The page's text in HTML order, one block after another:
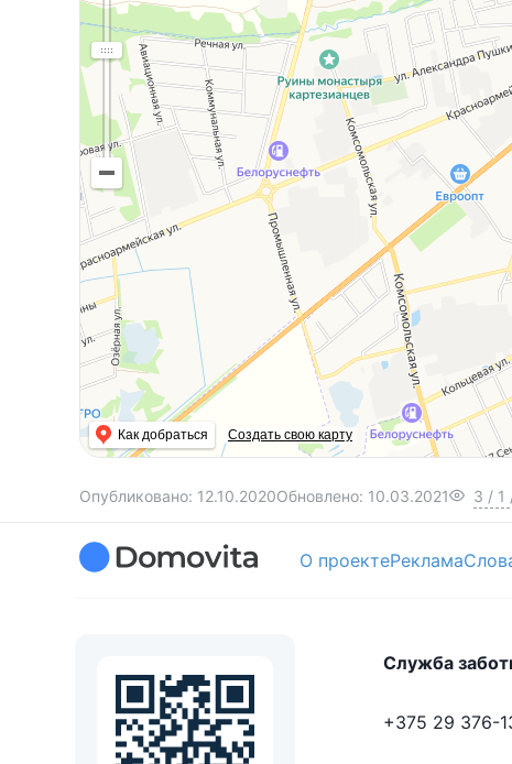
Как добраться Создать свою карту
Опубликовано: 12.10.2020Обновлено: 10.03.2021 3 / 1
О проектеРеклама
Служба
+375 29 376-